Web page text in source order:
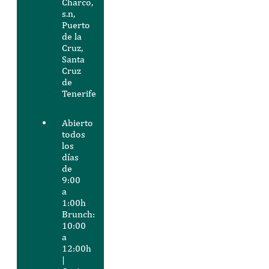
s.n,
Puerto
de la
Cruz,
Santa
Cruz
de
Tenerife
Abierto
todos
los
días
de
9:00
a
1:00h
Brunch:
10:00
a
12:00h
|